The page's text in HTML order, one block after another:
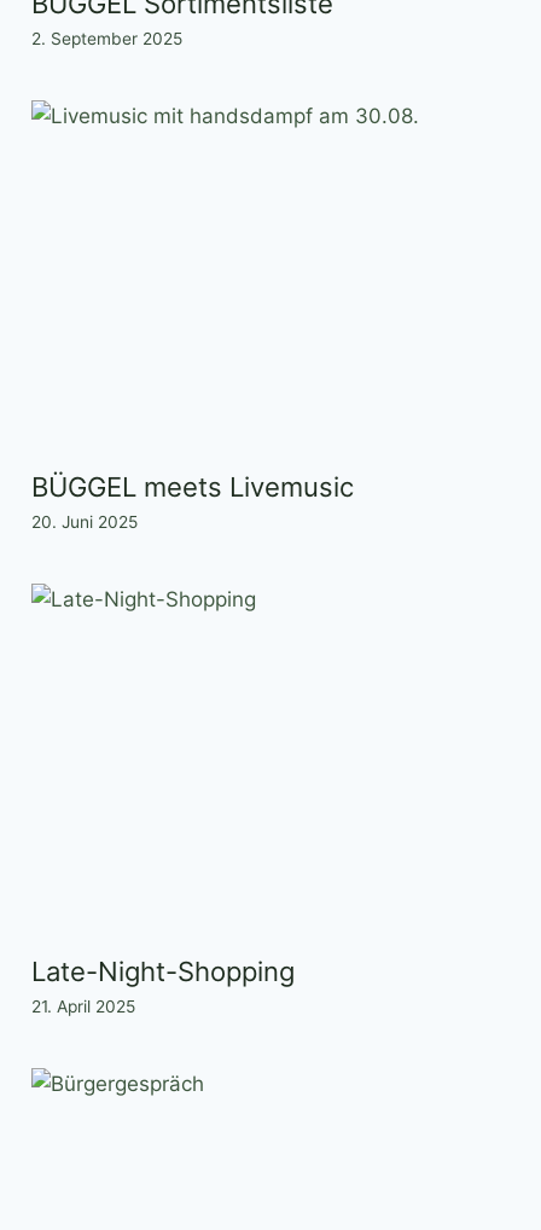
2. September 2025
BÜGGEL meets Livemusic
20. Juni 2025
Late-Night-Shopping
21. April 2025